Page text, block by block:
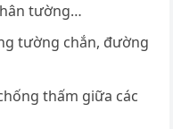
tường…
tường chắn, đường
thấm giữa các